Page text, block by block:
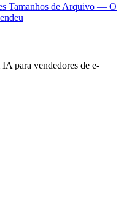
Tamanhos de Arquivo — O
para vendedores de e-